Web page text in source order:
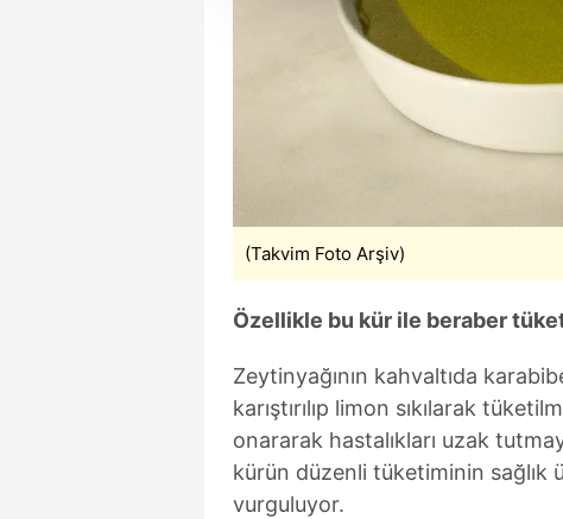
çerezler vasıtasıyla çeşitli
amacıyla kullanılmaktadır.
reklam/pazarlama faaliyetlerinin
Çerezlere ilişkin tercihlerinizi
Çerez
mevzuata uygun olarak
(Takvim Foto Arşiv)
Özellikle bu kür ile beraber
Zeytinyağının kahvaltıda
karıştırılıp limon sıkılarak
onararak hastalıkları uzak
kürün düzenli tüketiminin sağlık
vurguluyor.